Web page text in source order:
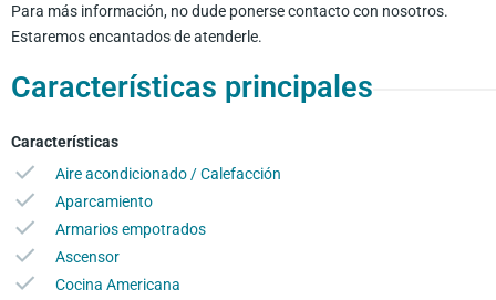
Para más información, no dude ponerse contacto con nosotros.
Estaremos encantados de atenderle.
Características principales
Características
Aire acondicionado / Calefacción
Aparcamiento
Armarios empotrados
Ascensor
Cocina Americana